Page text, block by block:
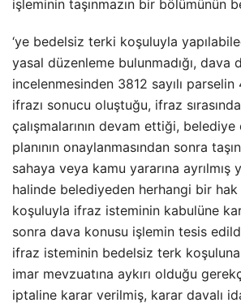
işleminin taşınmazın bir bölümünün
‘ye bedelsiz terki koşuluyla
yasal düzenleme bulunmadığı, dava
incelenmesinden 3812 sayılı parselin
ifrazı sonucu oluştuğu, ifraz
çalışmalarının devam ettiği,
planının onaylanmasından sonra
sahaya veya kamu yararına ayrılmış
halinde belediyeden herhangi bir
koşuluyla ifraz isteminin kabulüne
sonra dava konusu işlemin tesis
ifraz isteminin bedelsiz terk koşuluna
imar mevzuatına aykırı olduğu
iptaline karar verilmiş, karar davalı